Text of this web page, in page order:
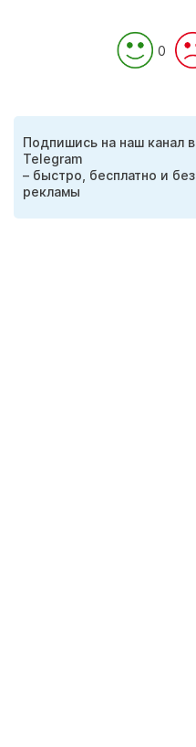
0
Подпишись на наш канал в
Telegram
– быстро, бесплатно и без
рекламы